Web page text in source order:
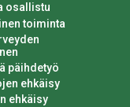
osallistu
toiminta
päihdetyö
ehkäisy
ehkäisy